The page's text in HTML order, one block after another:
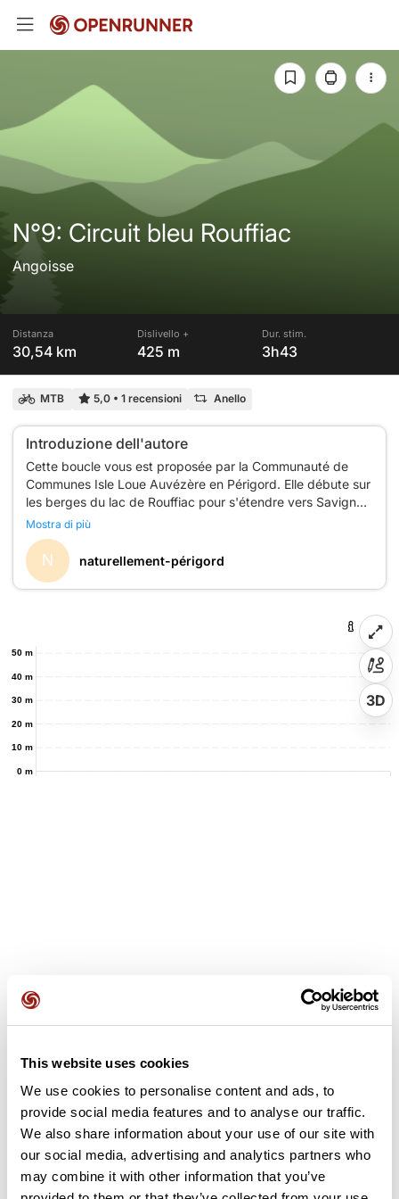
This website uses cookies
We use cookies to personalise content and ads, to
provide social media features and to analyse our traffic.
We also share information about your use of our site with
our social media, advertising and analytics partners who
may combine it with other information that you’ve
N°9: Circuit bleu Rouffiac
Angoisse
Distanza
30,54 km
Dislivello +
425 m
Dur. stim.
3h43
MTB 5,0 • 1 recensioni Anello
Introduzione dell'autore
Cette boucle vous est proposée par la Communauté de
Communes Isle Loue Auvézère en Périgord. Elle débute sur
les berges du lac de Rouffiac pour s'étendre vers Savignac
Lédrier et sa magnifique Forge, puis vers Payzac et revenir
par la forêt qui entoure le Lac. Il faut compter 3h pour ce
Mostra di più
N naturellement-périgord
0 m
10 m
20 m
30 m
40 m
50 m
3D
Recensioni degli utenti
5,0• 1 recensioni
Questo percorso non contiene ancora alcuna recensione.
L'hai già effettuato? Sii il primo a inviare una recensione!